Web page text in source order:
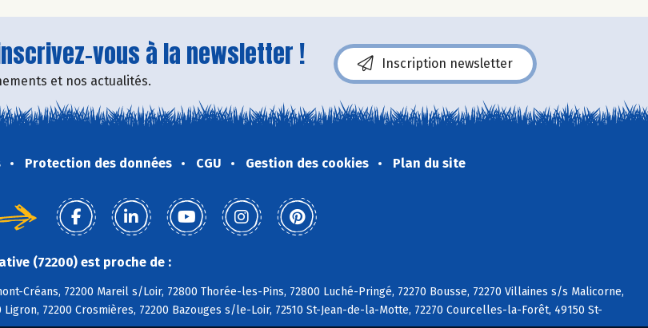
vous à la newsletter !
et nos actualités.
Inscription newsletter
Protection des données CGU Gestion des cookies Plan du site
(72200) est proche de :
Créans, 72200 Mareil s/Loir, 72800 Thorée-les-Pins, 72800 Luché-Pringé, 72270 Bousse, 72270 Villaines s/s Malicorne,
Ligron, 72200 Crosmières, 72200 Bazouges s/le-Loir, 72510 St-Jean-de-la-Motte, 72270 Courcelles-la-Forêt, 49150 St-